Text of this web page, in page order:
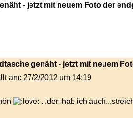
- jetzt mit neuem Foto der
genäht - jetzt mit neuem
am: 27/2/2012 um 14:19
...den hab ich